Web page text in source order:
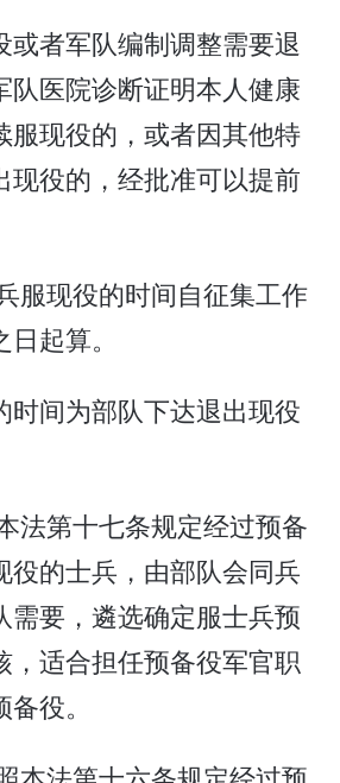
或者军队编制调整需要退
队医院诊断证明本人健康
服现役的，或者因其他特
现役的，经批准可以提前
服现役的时间自征集工作
起算。
时间为部队下达退出现役
法第十七条规定经过预备
役的士兵，由部队会同兵
需要，遴选确定服士兵预
，适合担任预备役军官职
役。